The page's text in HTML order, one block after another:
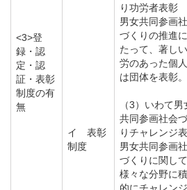
<3>登
録・認
定・認
証・表彰
制度の有
無
イ 表彰
制度
り功労者表彰
男女共同参画
づくりの推進
たって、著し
労のあった個
は団体を表彰。
（3）いわて男
共同参画社会づ
りチャレンジ
男女共同参画
づくりに関して
様々な分野に